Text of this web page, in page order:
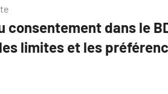
consentement dans le
limites et les